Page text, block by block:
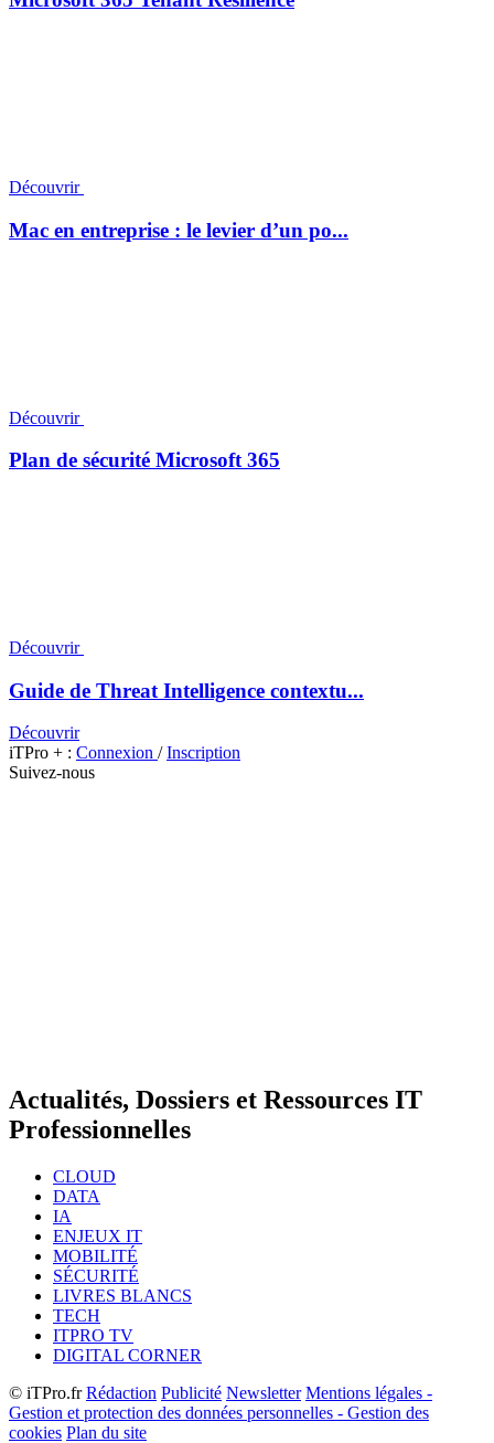
Découvrir
Mac en entreprise : le levier d’un po...
Découvrir
Plan de sécurité Microsoft 365
Découvrir
Guide de Threat Intelligence contextu...
Découvrir
iTPro + : Connexion /Inscription
Suivez-nous
Actualités, Dossiers et Ressources IT
Professionnelles
CLOUD
DATA
IA
ENJEUX IT
MOBILITÉ
SÉCURITÉ
LIVRES BLANCS
TECH
ITPRO TV
DIGITAL CORNER
© iTPro.frRédaction Publicité Newsletter Mentions légales -
Gestion et protection des données personnelles - Gestion des
cookies Plan du site